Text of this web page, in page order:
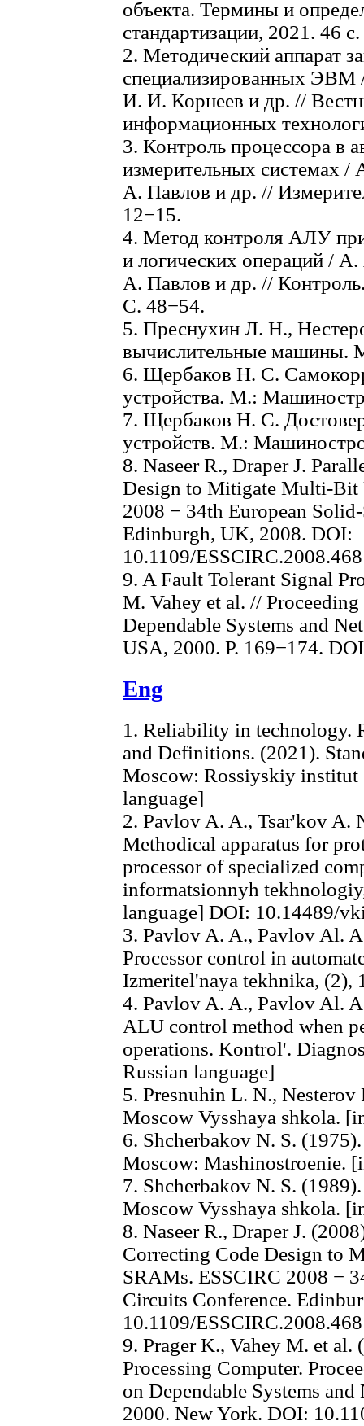
объекта. Термины и
стандартизации, 2021. 46 с.
2. Методический аппарат
специализированных
И. И. Корнеев и др. //
информационных
3. Контроль процессора в
измерительных системах
А. Павлов и др. //
12−15.
4. Метод контроля АЛУ
и логических операций /
А. Павлов и др. //
С. 48−54.
5. Преснухин Л. Н.,
вычислительные машины.
6. Щербаков Н. С.
устройства. М.:
7. Щербаков Н. С.
устройств. М.:
8. Naseer R., Draper J.
Design to Mitigate Multi-Bit
2008 − 34th European
Edinburgh, UK, 2008. DOI:
10.1109/
9. A Fault Tolerant Signal
M. Vahey et al. //
Dependable Systems and
USA, 2000. P. 169−174.
Eng
1. Reliability in technology.
and Definitions. (2021).
Moscow: Rossiyskiy institut
language]
2. Pavlov A. A., Tsar'kov A.
Methodical apparatus for
processor of specialized
informatsionnyh
language] DOI: 10.14489/
3. Pavlov A. A., Pavlov Al.
Processor control in
Izmeritel'naya tekhnika, (2),
4. Pavlov A. A., Pavlov Al.
ALU control method when
operations. Kontrol'.
Russian language]
5. Presnuhin L. N.,
Moscow Vysshaya shkola.
6. Shcherbakov N. S.
Moscow: Mashinostroenie.
7. Shcherbakov N. S.
Moscow Vysshaya shkola.
8. Naseer R., Draper J.
Correcting Code Design to
SRAMs. ESSCIRC 2008 −
Circuits Conference.
10.1109/
9. Prager K., Vahey M. et
Processing Computer.
on Dependable Systems
2000. New York. DOI: